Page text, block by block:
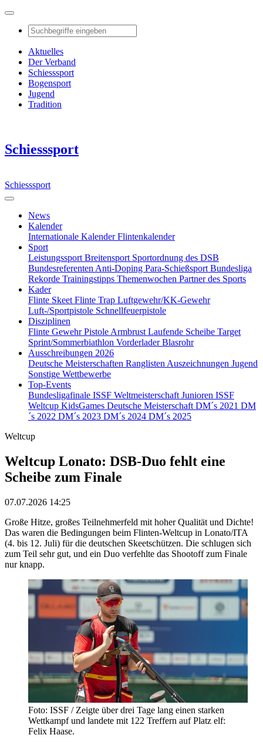
Aktuelles
Der Verband
Schiesssport
Bogensport
Jugend
Tradition
Schiesssport
Schiesssport
News
Kalender
Internationale KalenderFlintenkalender
Sport
Leistungssport Breitensport Sportordnung des DSB
Bundesreferenten Anti-Doping Para-Schießsport Bundesliga
Rekorde Trainingstipps Themenwochen Partner des Sports
Kader
Flinte Skeet Flinte Trap Luftgewehr/KK-Gewehr
Luft-/Sportpistole Schnellfeuerpistole
Disziplinen
Flinte GewehrPistole Armbrust Laufende Scheibe Target
Sprint/Sommerbiathlon VorderladerBlasrohr
Ausschreibungen 2026
Deutsche Meisterschaften Ranglisten Auszeichnungen Jugend
Sonstige Wettbewerbe
Top-Events
Bundesligafinale ISSF Weltmeisterschaft Junioren ISSF
Weltcup KidsGames Deutsche Meisterschaft DM´s 2021 DM
´s 2022 DM´s 2023 DM´s 2024 DM´s 2025
Weltcup
Weltcup Lonato: DSB-Duo fehlt eine
Scheibe zum Finale
07.07.2026 14:25
Große Hitze, großes Teilnehmerfeld mit hoher Qualität und Dichte!
Das waren die Bedingungen beim Flinten-Weltcup in Lonato/ITA
(4. bis 12. Juli) für die deutschen Skeetschützen. Die schlugen sich
zum Teil sehr gut, und ein Duo verfehlte das Shootoff zum Finale
nur knapp.
Foto: ISSF / Zeigte über drei Tage lang einen starken
Wettkampf und landete mit 122 Treffern auf Platz elf:
Felix Haase.